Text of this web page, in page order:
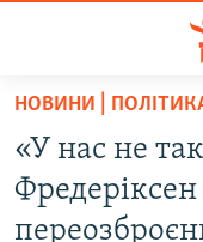
Перейти
основного
матеріалу
Перейти
РАДІО СВОБОДА –
ВСЕ ЗА ДОБУ
СТАТТІ
НОВИНИ |
«У нас не